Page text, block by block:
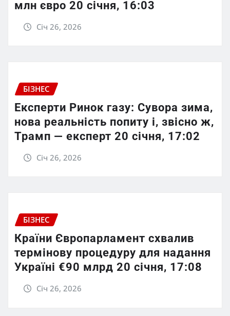
млн євро 20 січня, 16:03
Січ 26, 2026
БІЗНЕС
Експерти Ринок газу: Сувора зима,
нова реальність попиту і, звісно ж,
Трамп — експерт 20 січня, 17:02
Січ 26, 2026
БІЗНЕС
Країни Європарламент схвалив
термінову процедуру для надання
Україні €90 млрд 20 січня, 17:08
Січ 26, 2026